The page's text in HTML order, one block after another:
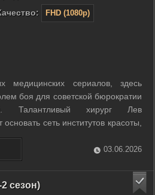
FHD (1080p)
медицинских сериалов, здесь
боя для советской бюрократии
Талантливый хирург Лев
сеть институтов красоты,
помощь доступной каждому
С этой дерзкой идеей он
и получает ...
03.06.2026
сезон)